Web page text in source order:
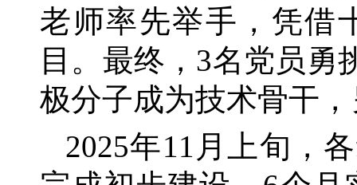
老师率先举手，凭借
目。最终，3名党员勇
极分子成为技术骨干
2025年11月上旬，